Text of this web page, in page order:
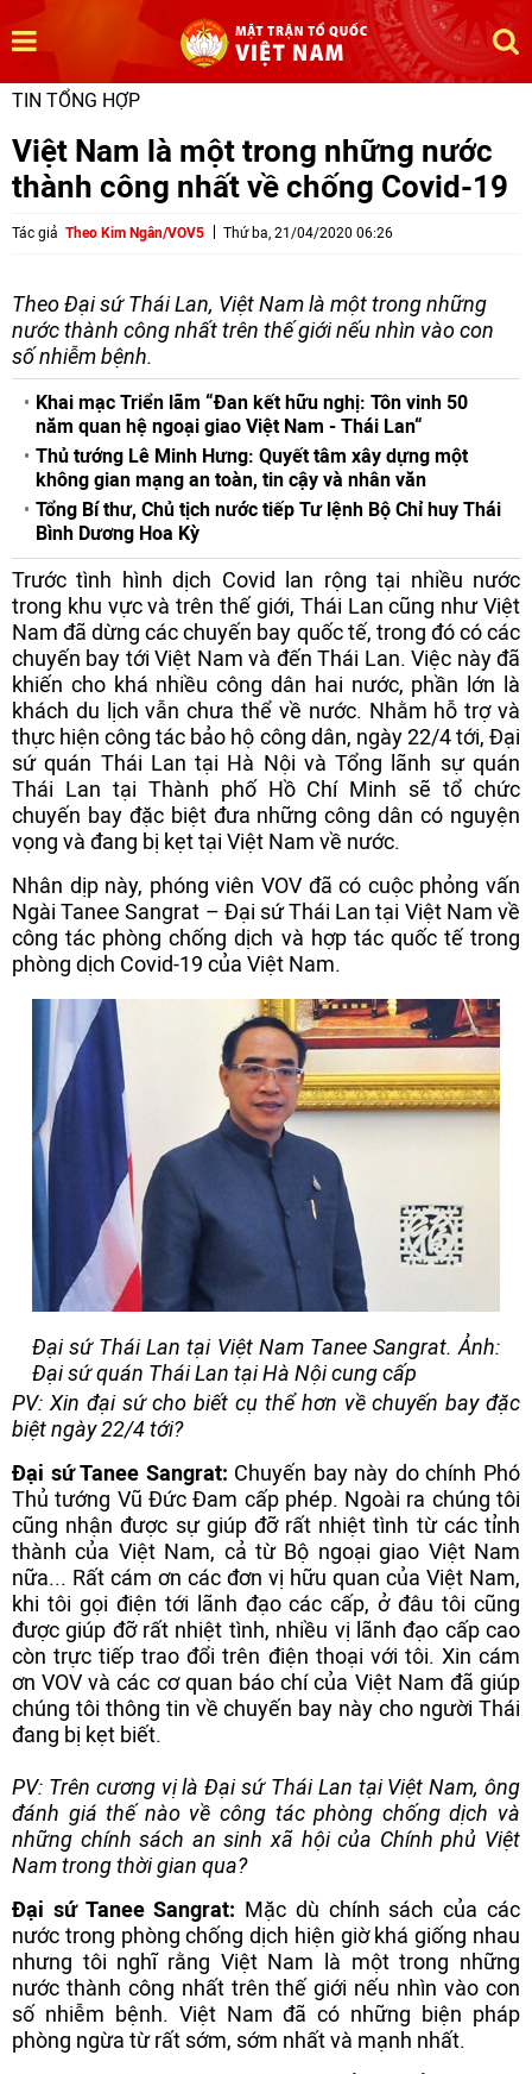
TIN TỔNG HỢP
Việt Nam là một trong những nước
thành công nhất về chống Covid-19
Tác giả Theo Kim Ngân/VOV5 Thứ ba, 21/04/2020 06:26
Theo Đại sứ Thái Lan, Việt Nam là một trong những
nước thành công nhất trên thế giới nếu nhìn vào con
số nhiễm bệnh.
Khai mạc Triển lãm “Đan kết hữu nghị: Tôn vinh 50
năm quan hệ ngoại giao Việt Nam - Thái Lan“
Thủ tướng Lê Minh Hưng: Quyết tâm xây dựng một
không gian mạng an toàn, tin cậy và nhân văn
Tổng Bí thư, Chủ tịch nước tiếp Tư lệnh Bộ Chỉ huy Thái
Bình Dương Hoa Kỳ
Trước tình hình dịch Covid lan rộng tại nhiều nước
trong khu vực và trên thế giới, Thái Lan cũng như Việt
Nam đã dừng các chuyến bay quốc tế, trong đó có các
chuyến bay tới Việt Nam và đến Thái Lan. Việc này đã
khiến cho khá nhiều công dân hai nước, phần lớn là
khách du lịch vẫn chưa thể về nước. Nhằm hỗ trợ và
thực hiện công tác bảo hộ công dân, ngày 22/4 tới, Đại
sứ quán Thái Lan tại Hà Nội và Tổng lãnh sự quán
Thái Lan tại Thành phố Hồ Chí Minh sẽ tổ chức
chuyến bay đặc biệt đưa những công dân có nguyện
vọng và đang bị kẹt tại Việt Nam về nước.
Nhân dịp này, phóng viên VOV đã có cuộc phỏng vấn
Ngài Tanee Sangrat – Đại sứ Thái Lan tại Việt Nam về
công tác phòng chống dịch và hợp tác quốc tế trong
phòng dịch Covid-19 của Việt Nam.
Đại sứ Thái Lan tại Việt Nam Tanee Sangrat. Ảnh:
Đại sứ quán Thái Lan tại Hà Nội cung cấp
PV: Xin đại sứ cho biết cụ thể hơn về chuyến bay đặc
biệt ngày 22/4 tới?
Đại sứ Tanee Sangrat: Chuyến bay này do chính Phó
Thủ tướng Vũ Đức Đam cấp phép. Ngoài ra chúng tôi
cũng nhận được sự giúp đỡ rất nhiệt tình từ các tỉnh
thành của Việt Nam, cả từ Bộ ngoại giao Việt Nam
nữa... Rất cám ơn các đơn vị hữu quan của Việt Nam,
khi tôi gọi điện tới lãnh đạo các cấp, ở đâu tôi cũng
được giúp đỡ rất nhiệt tình, nhiều vị lãnh đạo cấp cao
còn trực tiếp trao đổi trên điện thoại với tôi. Xin cám
ơn VOV và các cơ quan báo chí của Việt Nam đã giúp
chúng tôi thông tin về chuyến bay này cho người Thái
đang bị kẹt biết.
PV: Trên cương vị là Đại sứ Thái Lan tại Việt Nam, ông
đánh giá thế nào về công tác phòng chống dịch và
những chính sách an sinh xã hội của Chính phủ Việt
Nam trong thời gian qua?
Đại sứ Tanee Sangrat: Mặc dù chính sách của các
nước trong phòng chống dịch hiện giờ khá giống nhau
nhưng tôi nghĩ rằng Việt Nam là một trong những
nước thành công nhất trên thế giới nếu nhìn vào con
số nhiễm bệnh. Việt Nam đã có những biện pháp
phòng ngừa từ rất sớm, sớm nhất và mạnh nhất.